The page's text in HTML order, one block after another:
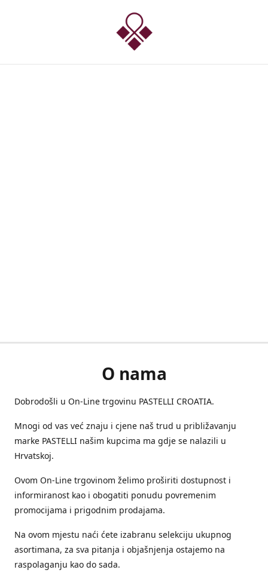
O nama
Dobrodošli u On-Line trgovinu PASTELLI CROATIA.
Mnogi od vas već znaju i cjene naš trud u približavanju
marke PASTELLI našim kupcima ma gdje se nalazili u
Hrvatskoj.
Ovom On-Line trgovinom želimo proširiti dostupnost i
informiranost kao i obogatiti ponudu povremenim
promocijama i prigodnim prodajama.
Na ovom mjestu naći ćete izabranu selekciju ukupnog
asortimana, za sva pitanja i objašnjenja ostajemo na
raspolaganju kao do sada.